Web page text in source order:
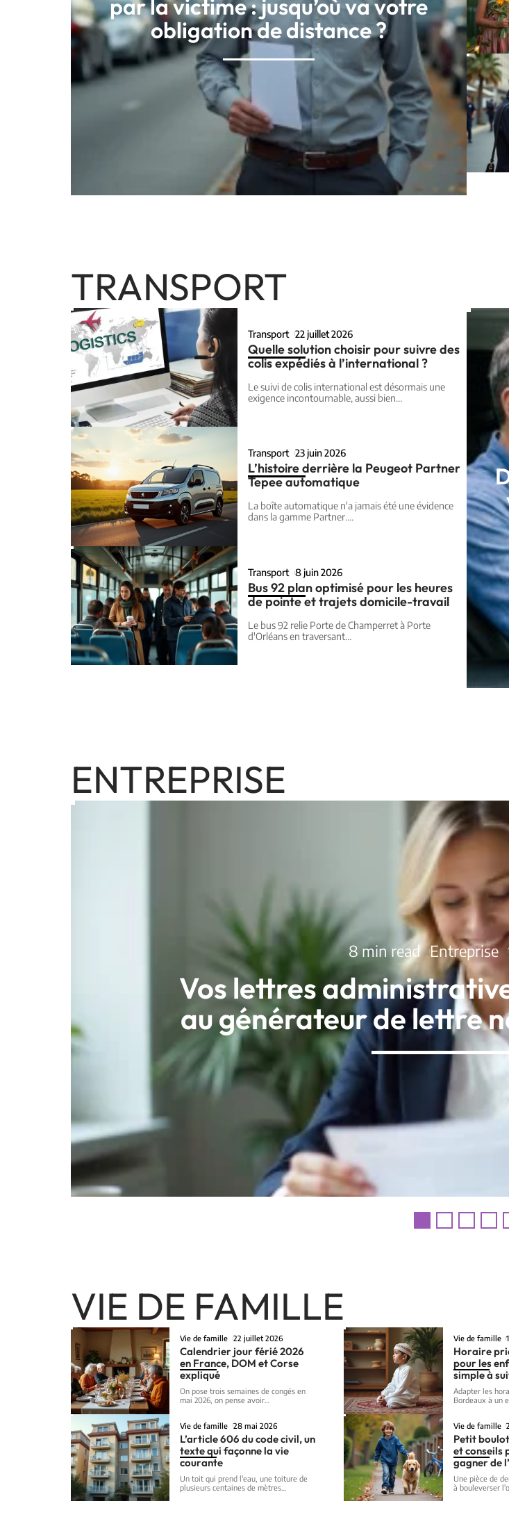
par la victime : jusqu’où va votre
obligation de distance ?
TRANSPORT
Transport 22 juillet 2026
Quelle solution choisir pour suivre des
colis expédiés à l’international ?
Le suivi de colis international est désormais une
exigence incontournable, aussi bien…
Transport 23 juin 2026
L’histoire derrière la Peugeot Partner
Tepee automatique
La boîte automatique n'a jamais été une évidence
dans la gamme Partner.…
Transport 8 juin 2026
Bus 92 plan optimisé pour les heures
de pointe et trajets domicile-travail
Le bus 92 relie Porte de Champerret à Porte
d'Orléans en traversant…
ENTREPRISE
8 min read Entreprise
Vos lettres
au générateur de lettre
VIE DE FAMILLE
Vie de famille 22 juillet 2026
Calendrier jour férié 2026
en France, DOM et Corse
expliqué
On pose trois semaines de congés en
mai 2026, on pense avoir
Vie de famille
Horaire
pour les
simple à
Adapter les
Bordeaux à un
Vie de famille 28 mai 2026
L’article 606 du code civil, un
texte qui façonne la vie
courante
Un toit qui prend l'eau, une toiture de
plusieurs centaines de mètres
Vie de famille
Petit boulot
et conseils
gagner de
Une pièce de
à bouleverser